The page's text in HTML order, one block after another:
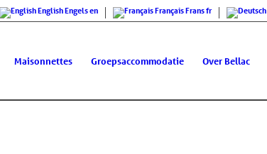
EnglishEngelsen FrançaisFransfr
Maisonnettes Groepsaccommodatie Over Bellac